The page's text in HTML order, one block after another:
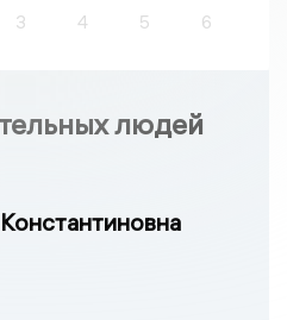
3 4 5 6
людей